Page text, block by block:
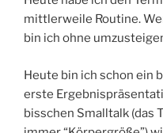
mittlerweile Routine.
bin ich ohne
Heute bin ich schon ein
erste
bisschen Smalltalk (das